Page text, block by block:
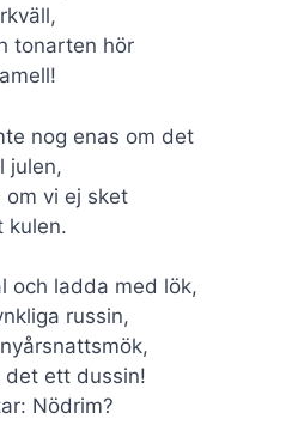
tonarten hör
nog enas om det
julen,
vi ej sket
kulen.
och ladda med lök,
russin,
ett dussin!
Nödrim?